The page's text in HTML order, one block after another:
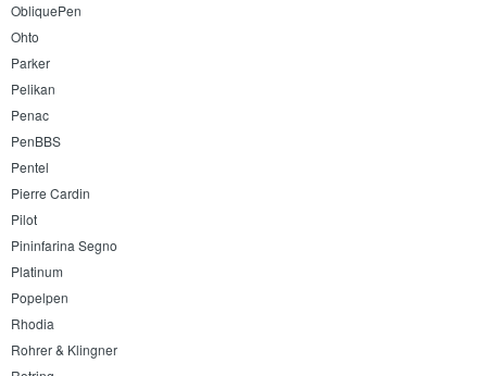
ObliquePen
Ohto
Parker
Pelikan
Penac
PenBBS
Pentel
Pierre Cardin
Pilot
Pininfarina Segno
Platinum
Popelpen
Rhodia
Rohrer & Klingner